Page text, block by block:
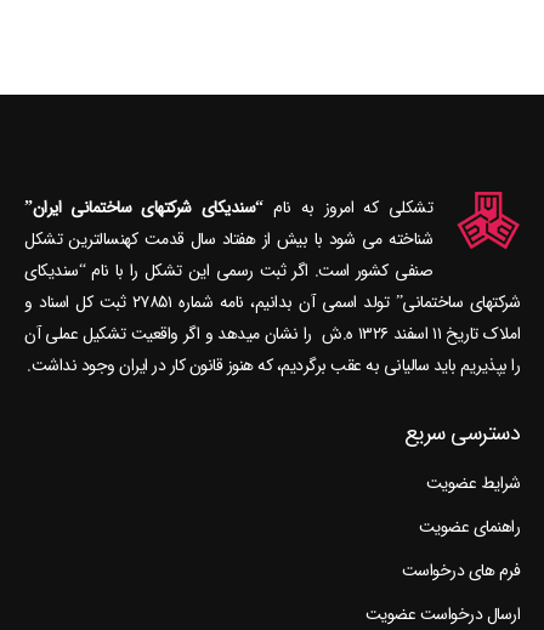
تشکلی که امروز به نام“سندیکای شرکتهای ساختمانی ایران”
شناخته می‎ شود با بیش از هفتاد سال قدمت کهنسال‎ترین تشکل
صنفی کشور است. اگر ثبت رسمی این تشکل را با نام “سندیکای
شرکتهای ساختمانی” تولد اسمی آن بدانیم، نامه شماره ۲۷۸۵۱ ثبت کل اسناد و
املاک تاریخ ۱۱ اسفند ۱۳۲۶ ه.ش را نشان می‎دهد و اگر واقعیت تشکیل عملی آن
را بپذیریم باید سالیانی به عقب برگردیم، که هنوز قانون کار در ایران وجود نداشت.
دسترسی سریع
شرایط عضویت
راهنمای عضویت
فرم های درخواست
ارسال درخواست عضویت